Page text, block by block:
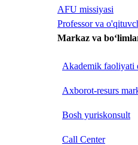
AFU missiyasi
Professor va
Markaz va
Akademik faoliyati
Axborot-resurs
Bosh yuriskonsult
Call Center